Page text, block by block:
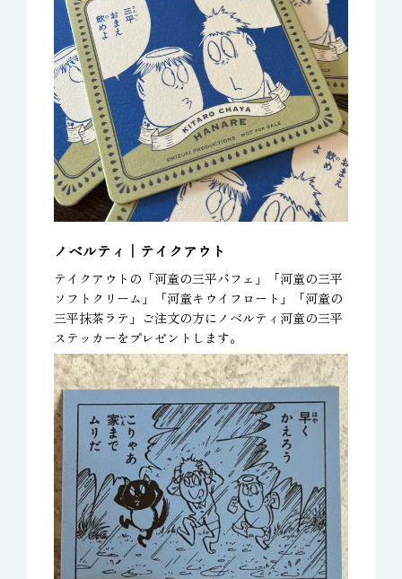
ノベルティ｜テイクアウト
テイクアウトの「河童の三平パフェ」「河童の三平
ソフトクリーム」「河童キウイフロート」「河童の
三平抹茶ラテ」ご注文の方にノベルティ河童の三平
ステッカーをプレゼントします。